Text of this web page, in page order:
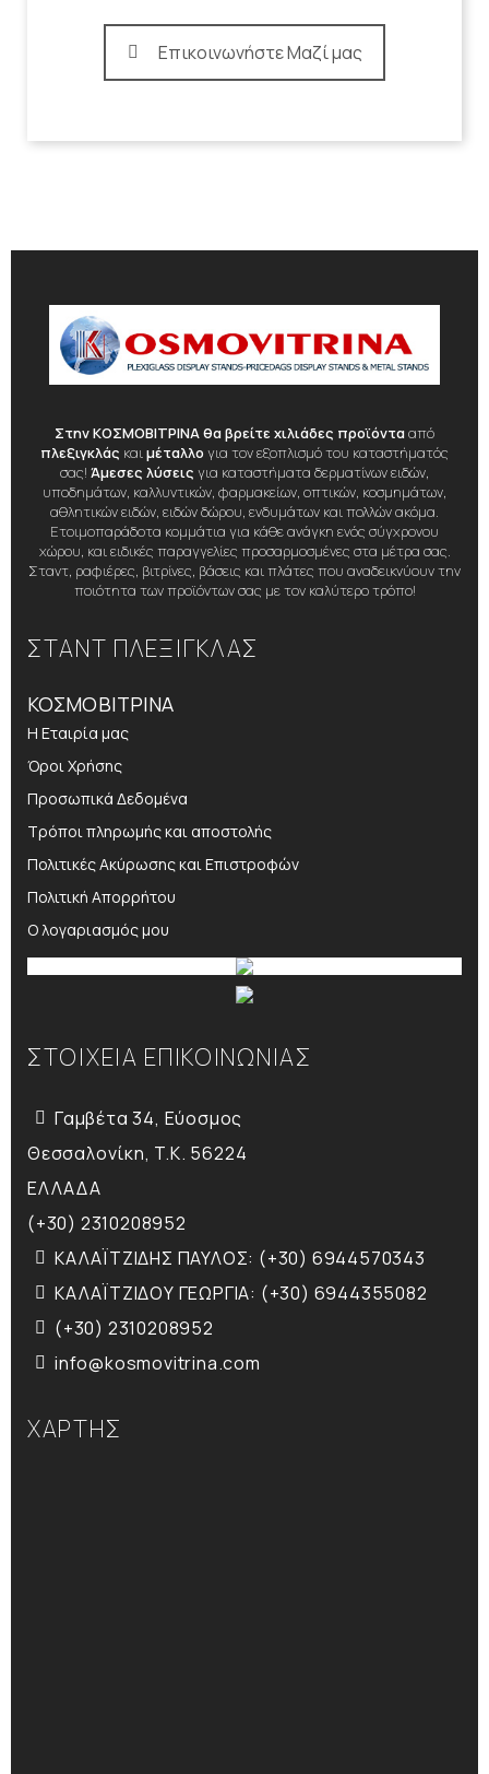
Επικοινωνήστε Μαζί μας
Στην ΚΟΣΜΟΒΙΤΡΙΝΑ θα βρείτε χιλιάδες προϊόντααπό
πλεξιγκλάς καιμέταλλο για τον εξοπλισμό του καταστήματός
σας! Άμεσες λύσεις για καταστήματα δερματίνων ειδών,
υποδημάτων, καλλυντικών, φαρμακείων, οπτικών, κοσμημάτων,
αθλητικών ειδών, ειδών δώρου, ενδυμάτων και πολλών ακόμα.
Ετοιμοπαράδοτα κομμάτια για κάθε ανάγκη ενός σύγχρονου
χώρου, και ειδικές παραγγελίες προσαρμοσμένες στα μέτρα σας.
Σταντ, ραφιέρες, βιτρίνες, βάσεις και πλάτες που αναδεικνύουν την
ποιότητα των προϊόντων σας με τον καλύτερο τρόπο!
ΣΤΑΝΤ ΠΛΕΞΙΓΚΛΑΣ
ΚΟΣΜΟΒΙΤΡΙΝΑ
Η Εταιρία μας
Όροι Χρήσης
Προσωπικά Δεδομένα
Τρόποι πληρωμής και αποστολής
Πολιτικές Ακύρωσης και Επιστροφών
Πολιτική Απορρήτου
Ο λογαριασμός μου
ΣΤΟΙΧΕΙΑ ΕΠΙΚΟΙΝΩΝΙΑΣ
Γαμβέτα 34, Εύοσμος
Θεσσαλονίκη, T.K. 56224
ΕΛΛΑΔΑ
(+30) 2310208952
ΚΑΛΑΪΤΖΙΔΗΣ ΠΑΥΛΟΣ: (+30) 6944570343
ΚΑΛΑΪΤΖΙΔΟΥ ΓΕΩΡΓΙΑ: (+30) 6944355082
(+30) 2310208952
info@kosmovitrina.com
ΧΑΡΤΗΣ